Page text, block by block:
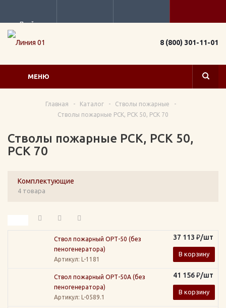
Прайс
8 (800) 301-11-01
МЕНЮ
Главная - Каталог - Стволы пожарные
-
Стволы пожарные РСК, РСК 50, РСК 70
Стволы пожарные РСК, РСК 50,
РСК 70
Комплектующие
4 товара
Ствол пожарный ОРТ-50 (без
пеногенератора)
Артикул: L-1181
37 113 ₽/шт
В корзину
Ствол пожарный ОРТ-50А (без
пеногенератора)
Артикул: L-0589.1
41 156₽/шт
В корзину